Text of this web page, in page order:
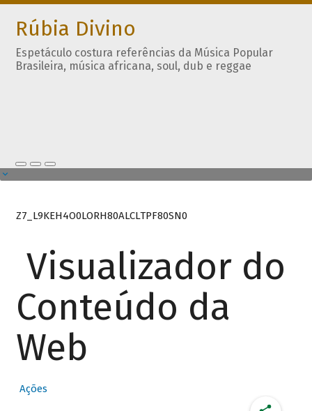
Rúbia Divino
Espetáculo costura referências da Música Popular
Brasileira, música africana, soul, dub e reggae
Z7_L9KEH4O0LORH80ALCLTPF80SN0
Visualizador do
Conteúdo da
Web
Ações